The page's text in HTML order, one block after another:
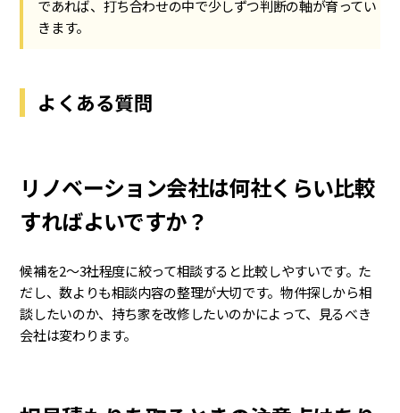
であれば、打ち合わせの中で少しずつ判断の軸が育ってい
きます。
よくある質問
リノベーション会社は何社くらい比較
すればよいですか？
候補を2〜3社程度に絞って相談すると比較しやすいです。た
だし、数よりも相談内容の整理が大切です。物件探しから相
談したいのか、持ち家を改修したいのかによって、見るべき
会社は変わります。